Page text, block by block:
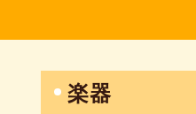
楽器